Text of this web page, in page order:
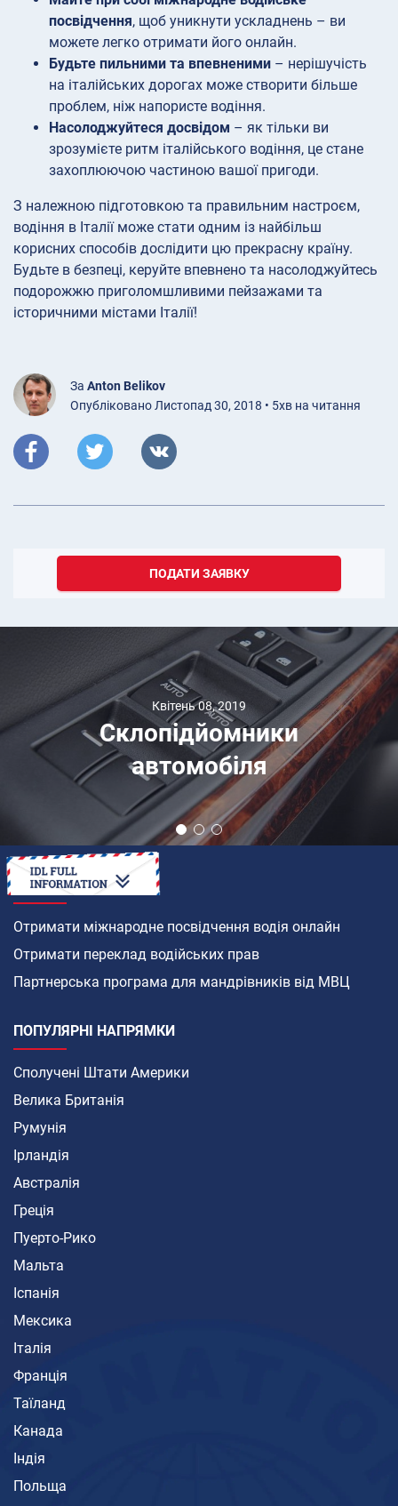
посвідчення, щоб уникнути ускладнень – ви
можете легко отримати його онлайн.
Будьте пильними та впевненими – нерішучість
на італійських дорогах може створити більше
проблем, ніж напористе водіння.
Насолоджуйтеся досвідом – як тільки ви
зрозумієте ритм італійського водіння, це стане
захоплюючою частиною вашої пригоди.
З належною підготовкою та правильним настроєм,
водіння в Італії може стати одним із найбільш
корисних способів дослідити цю прекрасну країну.
Будьте в безпеці, керуйте впевнено та насолоджуйтесь
подорожжю приголомшливими пейзажами та
історичними містами Італії!
За Anton Belikov
Опубліковано Листопад 30, 2018 • 5хв на читання
ПОДАТИ ЗАЯВКУ
Квітень 08, 2019
Склопідйомники
автомобіля
ЯК
Отримати міжнародне посвідчення водія онлайн
Отримати переклад водійських прав
Партнерська програма для мандрівників від МВЦ
ПОПУЛЯРНІ НАПРЯМКИ
Сполучені Штати Америки
Велика Британія
Румунія
Ірландія
Австралія
Греція
Пуерто-Рико
Мальта
Іспанія
Мексика
Італія
Франція
Таїланд
Канада
Індія
Польща